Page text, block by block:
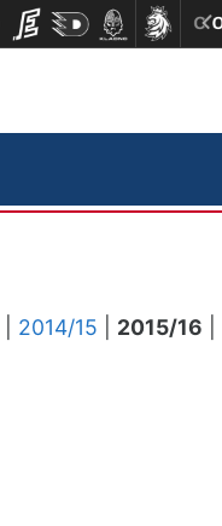
2014/15 2015/16